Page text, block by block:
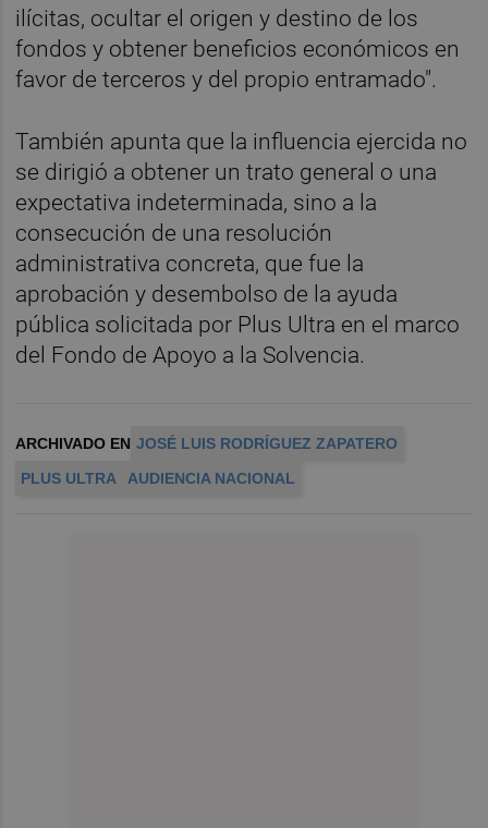
ilícitas, ocultar el origen y destino de los
fondos y obtener beneficios económicos en
favor de terceros y del propio entramado".
También apunta que la influencia ejercida no
se dirigió a obtener un trato general o una
expectativa indeterminada, sino a la
consecución de una resolución
administrativa concreta, que fue la
aprobación y desembolso de la ayuda
pública solicitada por Plus Ultra en el marco
del Fondo de Apoyo a la Solvencia.
ARCHIVADO EN JOSÉ LUIS RODRÍGUEZ ZAPATERO
PLUS ULTRA
AUDIENCIA NACIONAL